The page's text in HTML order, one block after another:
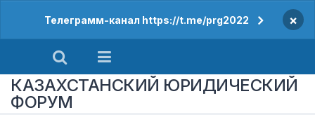
Телеграмм-канал https://t.me/prg2022 ×
КАЗАХСТАНСКИЙ ЮРИДИЧЕСКИЙ
ФОРУМ